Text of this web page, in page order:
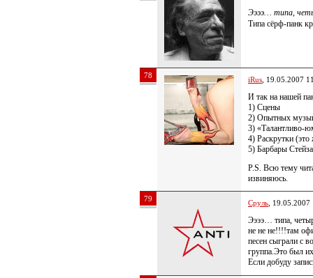
Ээээ… типа,
Типа сёрф-панк
78 iRus , 19.05.2007
И так на нашей
1) Сцены
2) Опытных
3) «Талантливо-
4) Раскрутки
5) Барбары
P.S. Всю тему
извиняюсь.
79 Сруль ,
Ээээ… типа,
не не не!!!!там
песен сыграли с
группа.Это был
Если добуду